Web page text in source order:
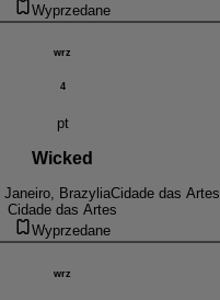
Wyprzedane
wrz
4
pt
Wicked
Janeiro, BrazyliaCidade das Artes
Cidade das Artes
Wyprzedane
wrz